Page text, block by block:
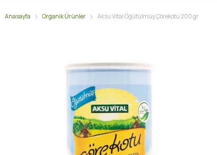
Anasayfa Organik Ürünler Aksu Vital Öğütülmüş Çörekotu 200 gr